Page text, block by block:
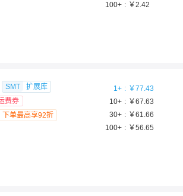
100+ ￥2.42
SMT
扩展库
费券
下单最高享92折
1+ ￥77.43
10+ ￥67.63
30+ ￥61.66
100+ ￥56.65